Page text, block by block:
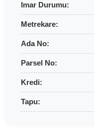
Imar Durumu:
Metrekare:
Ada No:
Parsel No:
Kredi:
Tapu: